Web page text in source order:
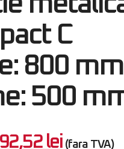
C
800 mm
500
lei (fara TVA)